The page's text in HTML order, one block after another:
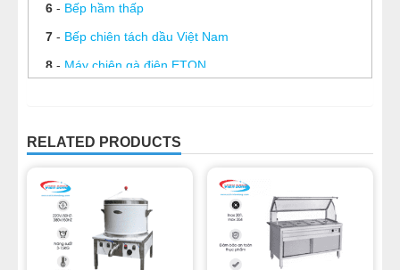
6- Bếp hầm thấp
7- Bếp chiên tách dầu Việt Nam
8- Máy chiên gà điện ETON
11-Chảo chiên bằng điện
RELATED PRODUCTS